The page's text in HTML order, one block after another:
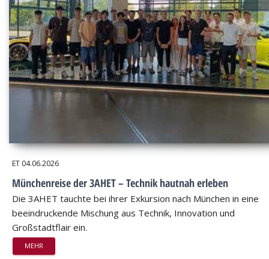
ET 04.06.2026
Münchenreise der 3AHET – Technik hautnah erleben
Die 3AHET tauchte bei ihrer Exkursion nach München in eine
beeindruckende Mischung aus Technik, Innovation und
Großstadtflair ein.
MEHR